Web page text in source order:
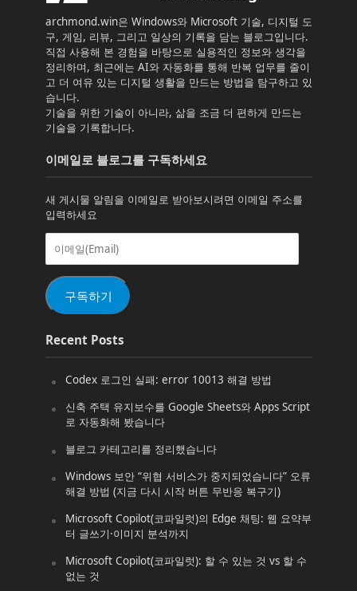
archmond.win은 Windows와 Microsoft 기술, 디지털 도
구, 게임, 리뷰, 그리고 일상의 기록을 담는 블로그입니다.
직접 사용해 본 경험을 바탕으로 실용적인 정보와 생각을
정리하며, 최근에는 AI와 자동화를 통해 반복 업무를 줄이
고 더 여유 있는 디지털 생활을 만드는 방법을 탐구하고 있
습니다.
기술을 위한 기술이 아니라, 삶을 조금 더 편하게 만드는
기술을 기록합니다.
이메일로 블로그를 구독하세요
새 게시물 알림을 이메일로 받아보시려면 이메일 주소를
입력하세요
(Email)
구독하기
Recent Posts
Codex 로그인 실패: error 10013 해결 방법
신축 주택 유지보수를 Google Sheets와 Apps Script
로 자동화해 봤습니다
블로그 카테고리를 정리했습니다
Windows 보안 “위협 서비스가 중지되었습니다” 오류
해결 방법 (지금 다시 시작 버튼 무반응 복구기)
Microsoft Copilot(코파일럿)의 Edge 채팅: 웹 요약부
터 글쓰기·이미지 분석까지
Microsoft Copilot(코파일럿): 할 수 있는 것 vs 할 수
없는 것